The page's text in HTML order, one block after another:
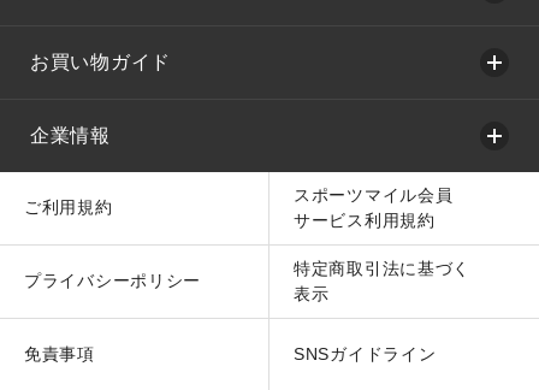
お買い物ガイド
企業情報
ご利用規約
スポーツマイル会員
サービス利用規約
プライバシーポリシー
特定商取引法に基づく
表示
免責事項 SNSガイドライン